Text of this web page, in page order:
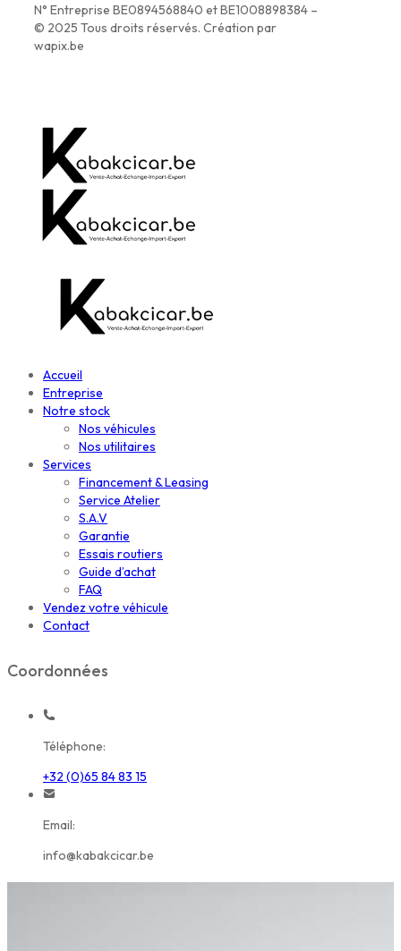
N° Entreprise BE0894568840 et BE1008898384 –
© 2025 Tous droits réservés. Création par
wapix.be
Accueil
Entreprise
Notre stock
Nos véhicules
Nos utilitaires
Services
Financement & Leasing
Service Atelier
S.A.V
Garantie
Essais routiers
Guide d’achat
FAQ
Vendez votre véhicule
Contact
Coordonnées
Téléphone:
+32 (0)65 84 83 15
Email:
info@kabakcicar.be